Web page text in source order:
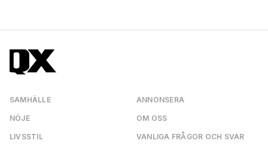
SAMHÄLLE
NÖJE
LIVSSTIL
ANNONSERA
OM OSS
VANLIGA FRÅGOR OCH SVAR